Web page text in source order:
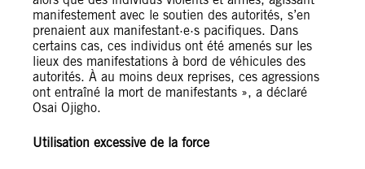
manifestement avec le soutien des autorités, s’en
prenaient aux manifestant·e·s pacifiques. Dans
certains cas, ces individus ont été amenés sur les
lieux des manifestations à bord de véhicules des
autorités. À au moins deux reprises, ces agressions
ont entraîné la mort de manifestants », a déclaré
Osai Ojigho.
Utilisation excessive de la force